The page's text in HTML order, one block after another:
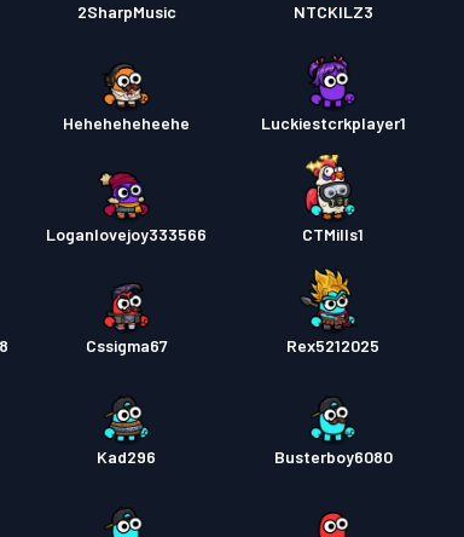
2SharpMusic NTCKILZ3
Heheheheheehe Luckiestcrkplayer1
Loganlovejoy333566 CTMills1
Cssigma67 Rex5212025
Kad296 Busterboy6080